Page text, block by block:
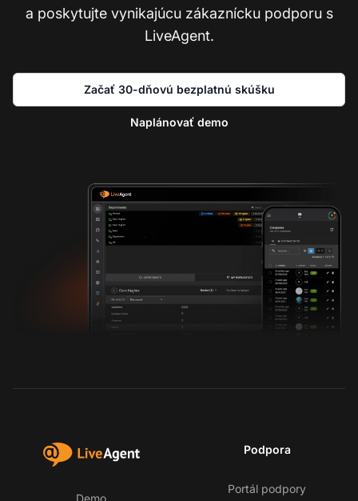
a poskytujte vynikajúcu zákaznícku podporu s
LiveAgent.
Začať 30-dňovú bezplatnú skúšku
Naplánovať demo
Demo
Podpora
Portál podpory